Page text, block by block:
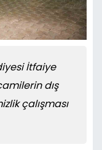
İtfaiye
dış
çalışması